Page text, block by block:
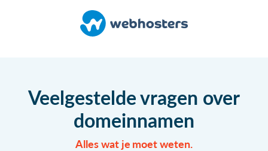
Veelgestelde vragen over
domeinnamen
Alles wat je moet weten.